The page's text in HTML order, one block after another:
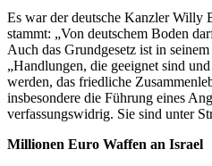
Es war der deutsche Kanzler Willy
stammt: „Von deutschem Boden
Auch das Grundgesetz ist in
„Handlungen, die geeignet sind
werden, das friedliche
insbesondere die Führung eines
verfassungswidrig. Sie sind unter
Millionen Euro Waffen an Israel